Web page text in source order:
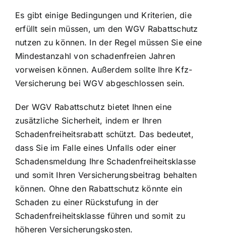
Es gibt einige Bedingungen und Kriterien, die
erfüllt sein müssen, um den WGV Rabattschutz
nutzen zu können. In der Regel müssen Sie eine
Mindestanzahl von schadenfreien Jahren
vorweisen können. Außerdem sollte Ihre Kfz-
Versicherung bei WGV abgeschlossen sein.
Der WGV Rabattschutz bietet Ihnen eine
zusätzliche Sicherheit, indem er Ihren
Schadenfreiheitsrabatt schützt. Das bedeutet,
dass Sie im Falle eines Unfalls oder einer
Schadensmeldung Ihre Schadenfreiheitsklasse
und somit Ihren Versicherungsbeitrag behalten
können. Ohne den Rabattschutz könnte ein
Schaden zu einer Rückstufung in der
Schadenfreiheitsklasse führen und somit zu
höheren Versicherungskosten.